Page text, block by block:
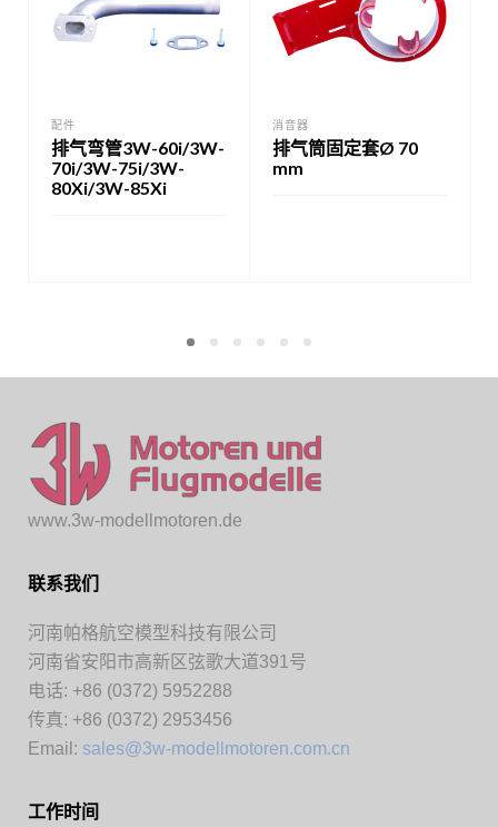
配件
排气弯管3W-60i/3W-
70i/3W-75i/3W-
80Xi/3W-85Xi
消音器
排气筒固定套Ø 70
mm
www.3w-modellmotoren.de
联系我们
河南帕格航空模型科技有限公司
河南省安阳市高新区弦歌大道391号
电话: +86 (0372) 5952288
传真: +86 (0372) 2953456
Email: sales@3w-modellmotoren.com.cn
工作时间